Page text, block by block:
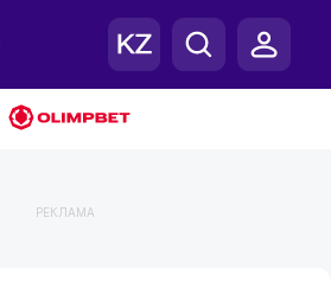
РЕКЛАМА